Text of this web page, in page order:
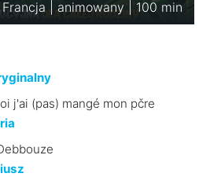
| animowany | 100 min
j'ai (pas) mangé mon pčre